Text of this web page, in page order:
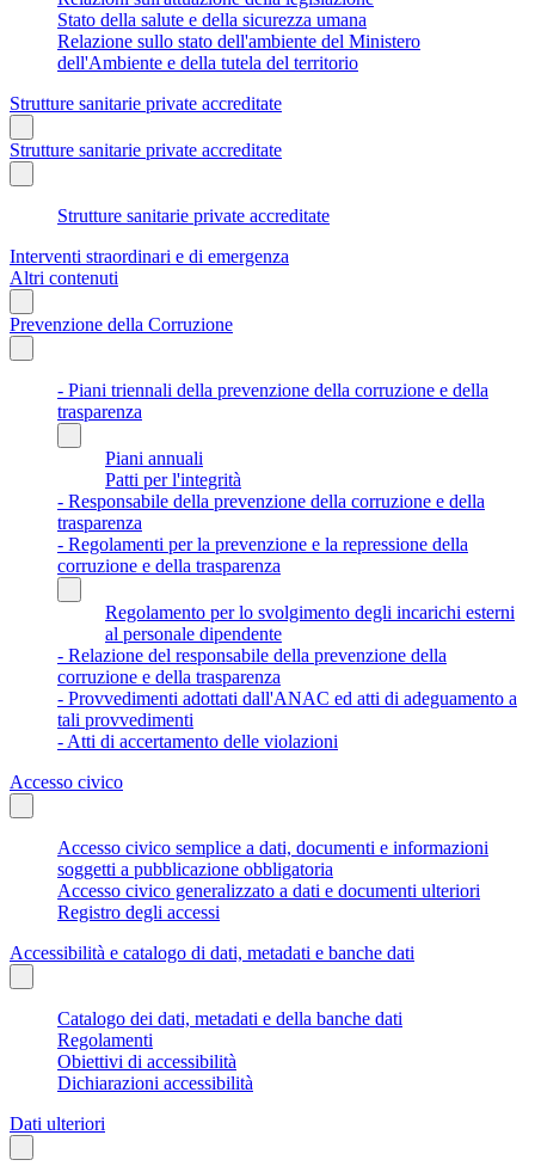
Stato della salute e della sicurezza umana
Relazione sullo stato dell'ambiente del Ministero
dell'Ambiente e della tutela del territorio
Strutture sanitarie private accreditate
Strutture sanitarie private accreditate
Strutture sanitarie private accreditate
Interventi straordinari e di emergenza
Altri contenuti
Prevenzione della Corruzione
- Piani triennali della prevenzione della corruzione e della
trasparenza
Piani annuali
Patti per l'integrità
- Responsabile della prevenzione della corruzione e della
trasparenza
- Regolamenti per la prevenzione e la repressione della
corruzione e della trasparenza
Regolamento per lo svolgimento degli incarichi esterni
al personale dipendente
- Relazione del responsabile della prevenzione della
corruzione e della trasparenza
- Provvedimenti adottati dall'ANAC ed atti di adeguamento a
tali provvedimenti
- Atti di accertamento delle violazioni
Accesso civico
Accesso civico semplice a dati, documenti e informazioni
soggetti a pubblicazione obbligatoria
Accesso civico generalizzato a dati e documenti ulteriori
Registro degli accessi
Accessibilità e catalogo di dati, metadati e banche dati
Catalogo dei dati, metadati e della banche dati
Regolamenti
Obiettivi di accessibilità
Dichiarazioni accessibilità
Dati ulteriori